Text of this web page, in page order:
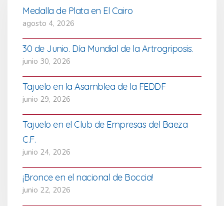
Medalla de Plata en El Cairo
agosto 4, 2026
30 de Junio. Día Mundial de la Artrogriposis.
junio 30, 2026
Tajuelo en la Asamblea de la FEDDF
junio 29, 2026
Tajuelo en el Club de Empresas del Baeza
C.F.
junio 24, 2026
¡Bronce en el nacional de Boccia!
junio 22, 2026